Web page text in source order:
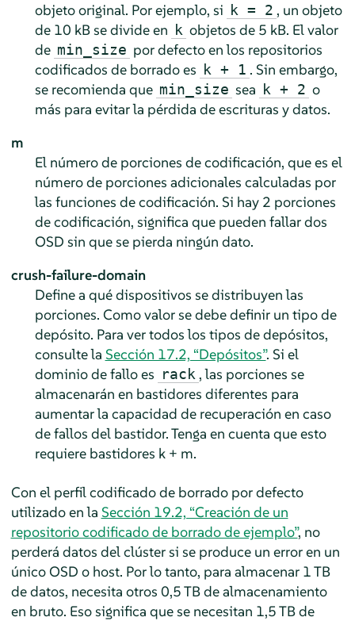
objeto original. Por ejemplo, si k = 2 , un objeto
de 10 kB se divide en k objetos de 5 kB. El valor
de min_size por defecto en los repositorios
codificados de borrado es k + 1 . Sin embargo,
se recomienda que min_size sea k + 2 o
más para evitar la pérdida de escrituras y datos.
m
El número de porciones de codificación, que es el
número de porciones adicionales calculadas por
las funciones de codificación. Si hay 2 porciones
de codificación, significa que pueden fallar dos
OSD sin que se pierda ningún dato.
crush-failure-domain
Define a qué dispositivos se distribuyen las
porciones. Como valor se debe definir un tipo de
depósito. Para ver todos los tipos de depósitos,
consulte la Sección 17.2, “Depósitos”. Si el
dominio de fallo es rack , las porciones se
almacenarán en bastidores diferentes para
aumentar la capacidad de recuperación en caso
de fallos del bastidor. Tenga en cuenta que esto
requiere bastidores k + m.
Con el perfil codificado de borrado por defecto
utilizado en la Sección 19.2, “Creación de un
repositorio codificado de borrado de ejemplo”, no
perderá datos del clúster si se produce un error en un
único OSD o host. Por lo tanto, para almacenar 1 TB
de datos, necesita otros 0,5 TB de almacenamiento
en bruto. Eso significa que se necesitan 1,5 TB de